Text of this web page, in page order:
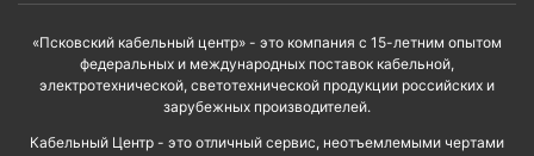
«Псковский кабельный центр» - это компания с 15-летним опытом
федеральных и международных поставок кабельной,
электротехнической, светотехнической продукции российских и
зарубежных производителей.
Кабельный Центр - это отличный сервис, неотъемлемыми чертами